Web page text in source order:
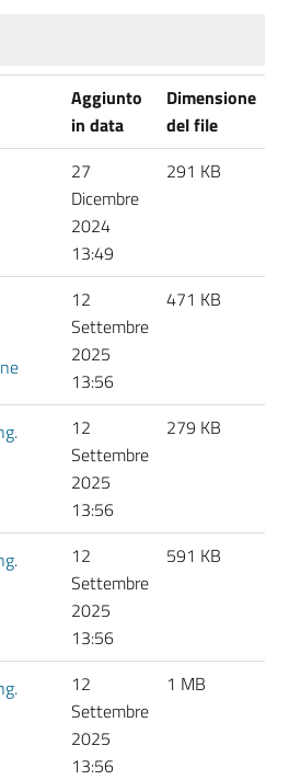
Aggiunto
in data
Dimensione
del file
27
Dicembre
2024
13:49
291 KB
12
Settembre
2025
13:56
471 KB
12
Settembre
2025
13:56
279 KB
12
Settembre
2025
13:56
591 KB
12
Settembre
2025
13:56
1 MB